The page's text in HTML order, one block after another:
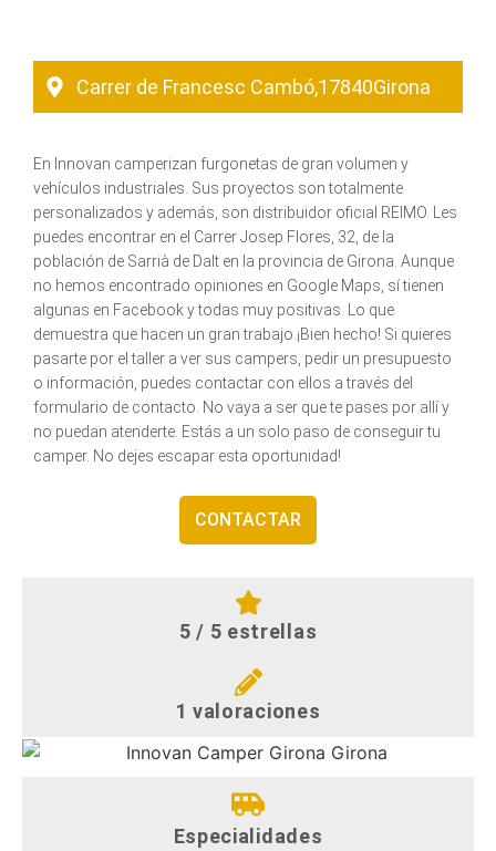
Carrer de Francesc Cambó,17840Girona
En Innovan camperizan furgonetas de gran volumen y
vehículos industriales. Sus proyectos son totalmente
personalizados y además, son distribuidor oficial REIMO. Les
puedes encontrar en el Carrer Josep Flores, 32, de la
población de Sarrià de Dalt en la provincia de Girona. Aunque
no hemos encontrado opiniones en Google Maps, sí tienen
algunas en Facebook y todas muy positivas. Lo que
demuestra que hacen un gran trabajo.¡Bien hecho! Si quieres
pasarte por el taller a ver sus campers, pedir un presupuesto
o información, puedes contactar con ellos a través del
formulario de contacto. No vaya a ser que te pases por allí y
no puedan atenderte. Estás a un solo paso de conseguir tu
camper. No dejes escapar esta oportunidad!
CONTACTAR
5 / 5 estrellas
1 valoraciones
Especialidades